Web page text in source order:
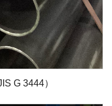
G 3444）